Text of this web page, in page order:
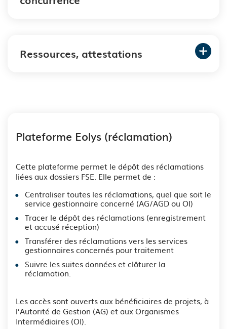
Ressources, attestations
Plateforme Eolys (réclamation)
Cette plateforme permet le dépôt des réclamations
liées aux dossiers FSE. Elle permet de :
Centraliser toutes les réclamations, quel que soit le
service gestionnaire concerné (AG/AGD ou OI)
Tracer le dépôt des réclamations (enregistrement
et accusé réception)
Transférer des réclamations vers les services
gestionnaires concernés pour traitement
Suivre les suites données et clôturer la
réclamation.
Les accès sont ouverts aux bénéficiaires de projets, à
l’Autorité de Gestion (AG) et aux Organismes
Intermédiaires (OI).